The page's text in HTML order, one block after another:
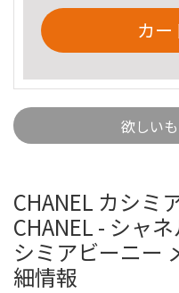
カー
欲しい
CHANEL カシミ
CHANEL - シャ
シミアビーニー
細情報